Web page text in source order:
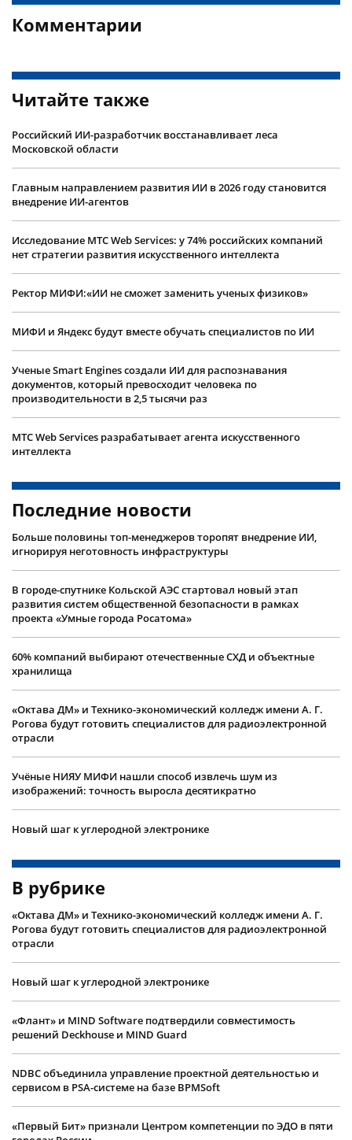
Комментарии
Читайте также
Российский ИИ-разработчик восстанавливает леса
Московской области
Главным направлением развития ИИ в 2026 году становится
внедрение ИИ-агентов
Исследование МТС Web Services: у 74% российских компаний
нет стратегии развития искусственного интеллекта
Ректор МИФИ:«ИИ не сможет заменить ученых физиков»
МИФИ и Яндекс будут вместе обучать специалистов по ИИ
Ученые Smart Engines создали ИИ для распознавания
документов, который превосходит человека по
производительности в 2,5 тысячи раз
МТС Web Services разрабатывает агента искусственного
интеллекта
Последние новости
Больше половины топ-менеджеров торопят внедрение ИИ,
игнорируя неготовность инфраструктуры
В городе-спутнике Кольской АЭС стартовал новый этап
развития систем общественной безопасности в рамках
проекта «Умные города Росатома»
60% компаний выбирают отечественные СХД и объектные
хранилища
«Октава ДМ» и Технико-экономический колледж имени А. Г.
Рогова будут готовить специалистов для радиоэлектронной
отрасли
Учëные НИЯУ МИФИ нашли способ извлечь шум из
изображений: точность выросла десятикратно
Новый шаг к углеродной электронике
В рубрике
«Октава ДМ» и Технико-экономический колледж имени А. Г.
Рогова будут готовить специалистов для радиоэлектронной
отрасли
Новый шаг к углеродной электронике
«Флант» и MIND Software подтвердили совместимость
решений Deckhouse и MIND Guard
NDBC объединила управление проектной деятельностью и
сервисом в PSA-системе на базе BPMSoft
«Первый Бит» признали Центром компетенции по ЭДО в пяти